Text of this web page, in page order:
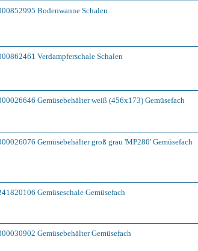
Bodenwanne Schalen
Verdampferschale Schalen
Gemüsebehälter weiß (456x173) Gemüsefach
Gemüsebehälter groß grau 'MP280' Gemüsefach
Gemüseschale Gemüsefach
Gemüsebehälter Gemüsefach